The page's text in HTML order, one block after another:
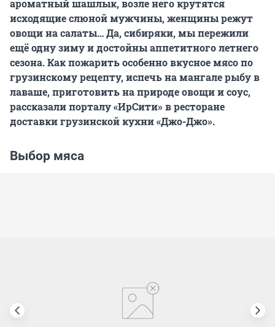
ароматный шашлык, возле него крутятся
исходящие слюной мужчины, женщины режут
овощи на салаты… Да, сибиряки, мы пережили
ещё одну зиму и достойны аппетитного летнего
сезона. Как пожарить особенно вкусное мясо по
грузинскому рецепту, испечь на мангале рыбу в
лаваше, приготовить на природе овощи и соус,
рассказали порталу «ИрСити» в ресторане
доставки грузинской кухни «Джо-Джо».
Выбор мяса